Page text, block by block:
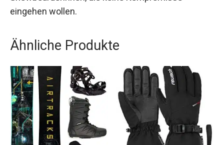
Snowboarderinnen, die keine Kompromisse
eingehen wollen.
Ähnliche Produkte